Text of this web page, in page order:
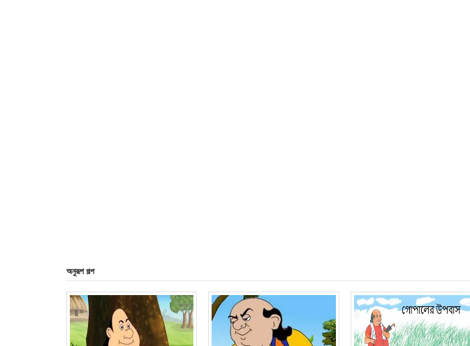
অনুরূপ গল্প